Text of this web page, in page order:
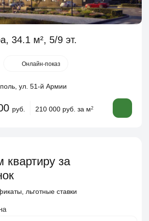
34.1 м², 5/9 эт.
Онлайн-показ
ул. 51-й Армии
руб. 210 000 руб. за м2
квартиру за
льготные ставки